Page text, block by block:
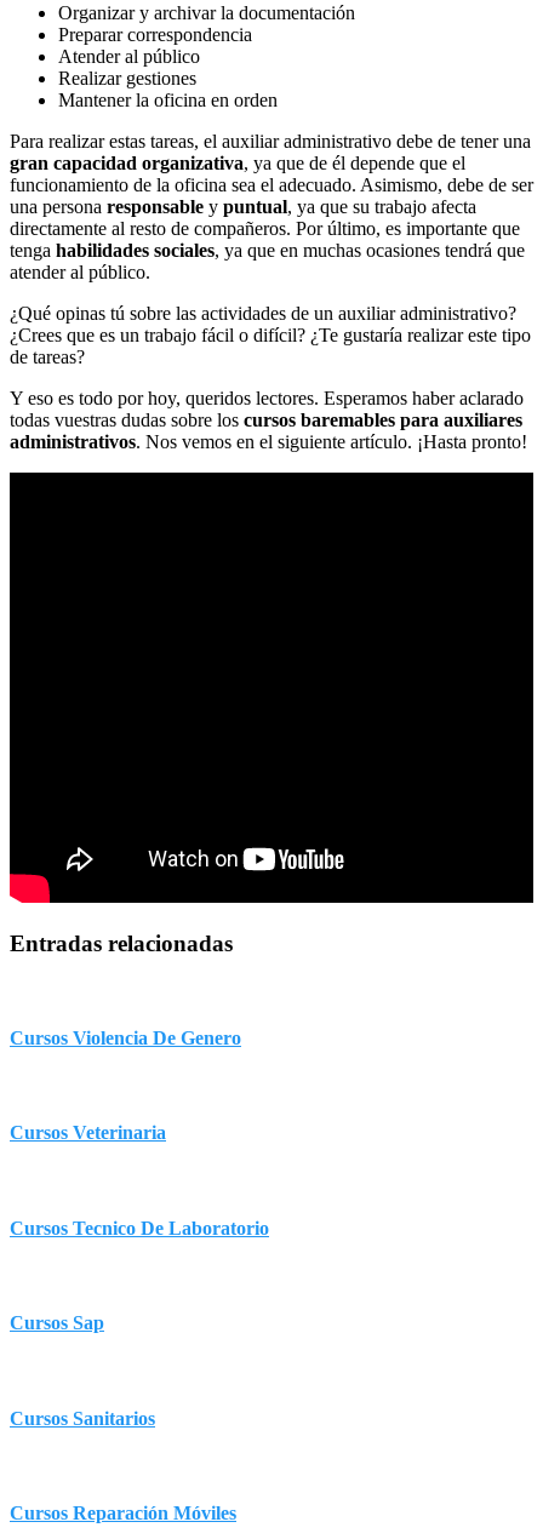
Organizar y archivar la documentación
Preparar correspondencia
Atender al público
Realizar gestiones
Mantener la oficina en orden
Para realizar estas tareas, el auxiliar administrativo debe de tener una
gran capacidad organizativa, ya que de él depende que el
funcionamiento de la oficina sea el adecuado. Asimismo, debe de ser
una persona responsable y puntual, ya que su trabajo afecta
directamente al resto de compañeros. Por último, es importante que
tenga habilidades sociales, ya que en muchas ocasiones tendrá que
atender al público.
¿Qué opinas tú sobre las actividades de un auxiliar administrativo?
¿Crees que es un trabajo fácil o difícil? ¿Te gustaría realizar este tipo
de tareas?
Y eso es todo por hoy, queridos lectores. Esperamos haber aclarado
todas vuestras dudas sobre los cursos baremables para auxiliares
administrativos. Nos vemos en el siguiente artículo. ¡Hasta pronto!
Entradas relacionadas
Cursos Violencia De Genero
Cursos Veterinaria
Cursos Tecnico De Laboratorio
Cursos Sap
Cursos Sanitarios
Cursos Reparación Móviles